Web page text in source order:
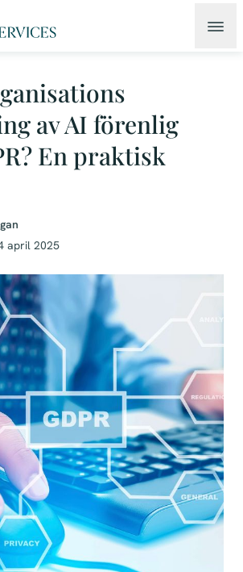
av AI förenlig
En praktisk
april 2025